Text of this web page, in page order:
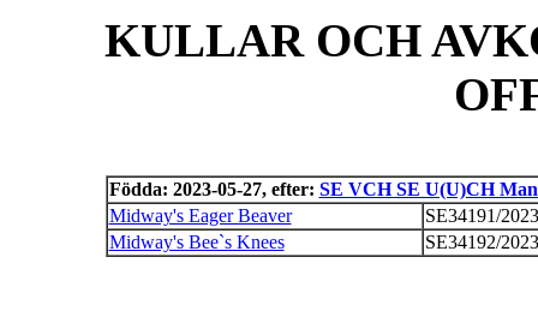
KULLAR OCH
Födda: 2023-05-27, efter: SE VCH SE U(U)CH
Midway's Eager Beaver
SE34191/2023
Midway's Bee`s Knees
SE34192/2023